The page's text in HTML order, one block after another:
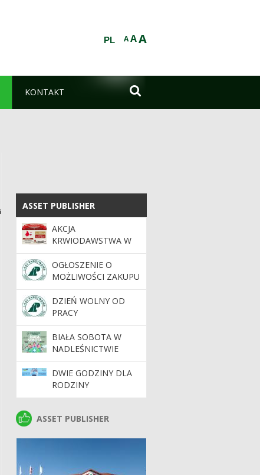
AAA
PL
KONTAKT 
ASSET PUBLISHER
ASSET PUBLISHER
AKCJA
KRWIODAWSTWA W
MASŁOMĘCZU JUŻ 21
CZERWCA!
OGŁOSZENIE O
MOŻLIWOŚCI ZAKUPU
LASU LUB GRUNTU
DO ZALESIENIA
DZIEŃ WOLNY OD
PRACY
BIAŁA SOBOTA W
NADLEŚNICTWIE
STRZELCE
DWIE GODZINY DLA
RODZINY
ASSET PUBLISHER
ASSET PUBLISHER